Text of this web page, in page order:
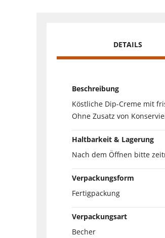
DETAILS
Beschreibung
Köstliche Dip-Creme mit
Ohne Zusatz von
Haltbarkeit & Lagerung
Nach dem Öffnen bitte
Verpackungsform
Fertigpackung
Verpackungsart
Becher